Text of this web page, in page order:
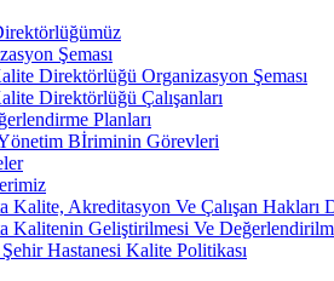
Şeması
Direktörlüğü Organizasyon Şeması
Direktörlüğü Çalışanları
Planları
Bİriminin Görevleri
Kalite, Akreditasyon Ve Çalışan Hakları
Kalitenin Geliştirilmesi Ve
Hastanesi Kalite Politikası